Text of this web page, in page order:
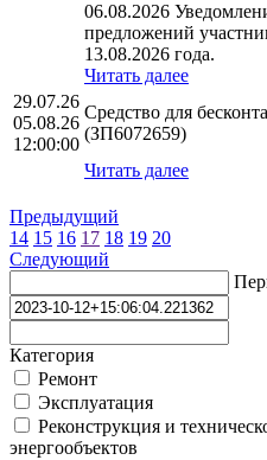
06.08.2026
предложений
13.08.2026 года.
Читать далее
29.07.26
05.08.26
12:00:00
Средство для
(ЗП6072659)
Читать далее
Предыдущий
14 15 16 17 18 19 20
Следующий
Категория
Ремонт
Эксплуатация
Реконструкция и
энергообъектов